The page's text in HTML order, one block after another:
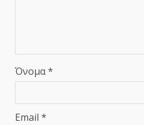
Όνομα*
Email *